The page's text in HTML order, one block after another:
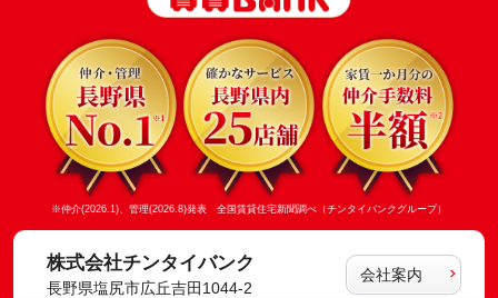
※仲介(2026.1)、管理(2026.8)発表 全国賃貸住宅新聞調べ（チンタイバンクグループ）
株式会社チンタイバンク
長野県塩尻市広丘吉田1044-2
会社案内